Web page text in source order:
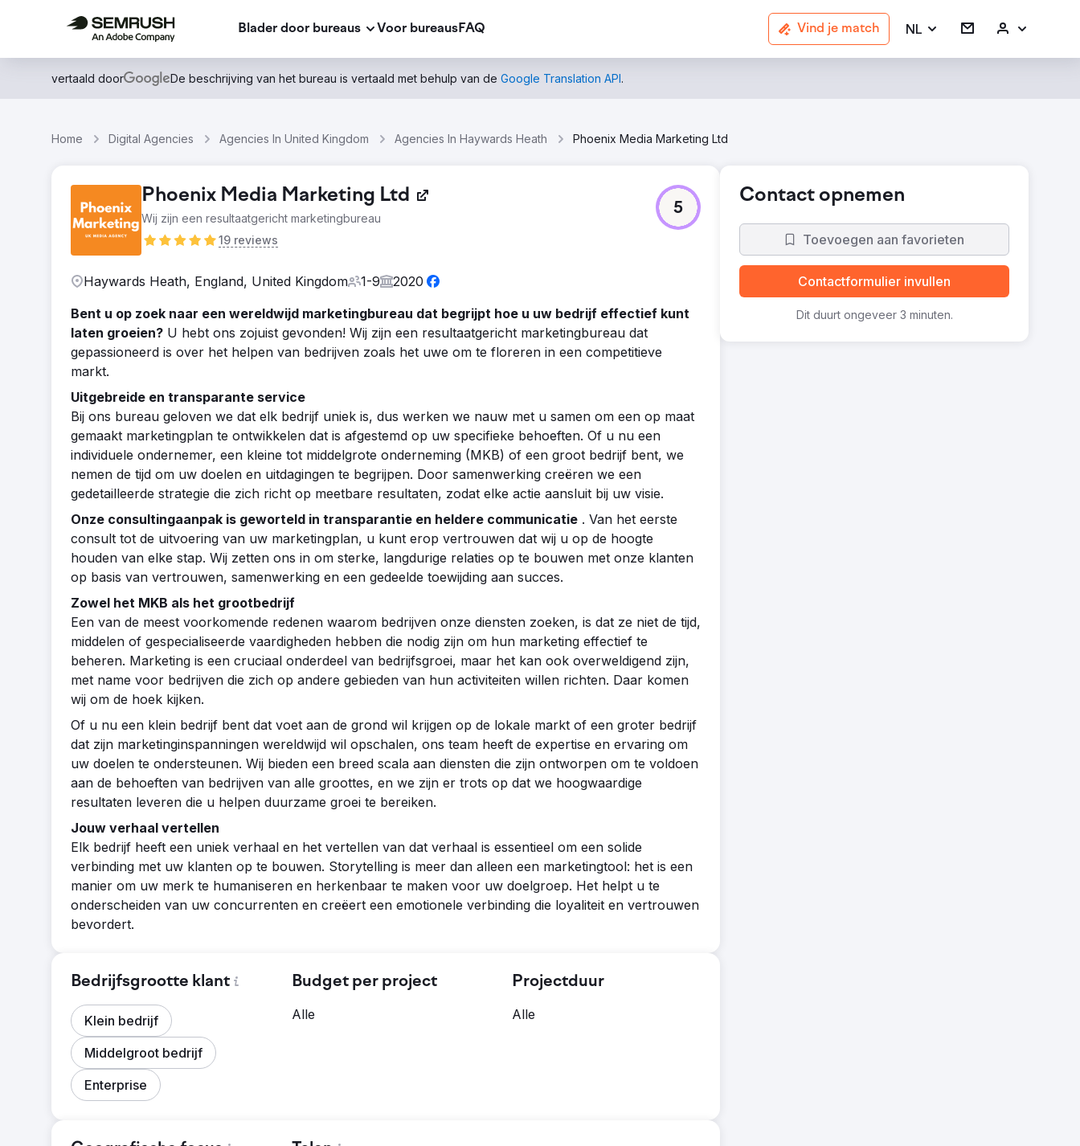
Blader door bureaus Voor bureausFAQ Vind je match NL
vertaald door De beschrijving van het bureau is vertaald met behulp van de Google Translation API.
Home Digital Agencies Agencies In United Kingdom Agencies In Haywards Heath Phoenix Media Marketing Ltd
Phoenix Media Marketing Ltd
Wij zijn een resultaatgericht marketingbureau
19 reviews
5
Haywards Heath, England, United Kingdom 1-9
2020
Bent u op zoek naar een wereldwijd marketingbureau dat begrijpt hoe u uw bedrijf effectief kunt
laten groeien? U hebt ons zojuist gevonden! Wij zijn een resultaatgericht marketingbureau dat
gepassioneerd is over het helpen van bedrijven zoals het uwe om te floreren in een competitieve
markt.
Uitgebreide en transparante service
Bij ons bureau geloven we dat elk bedrijf uniek is, dus werken we nauw met u samen om een op maat
gemaakt marketingplan te ontwikkelen dat is afgestemd op uw specifieke behoeften. Of u nu een
individuele ondernemer, een kleine tot middelgrote onderneming (MKB) of een groot bedrijf bent, we
nemen de tijd om uw doelen en uitdagingen te begrijpen. Door samenwerking creëren we een
gedetailleerde strategie die zich richt op meetbare resultaten, zodat elke actie aansluit bij uw visie.
Onze consultingaanpak is geworteld in transparantie en heldere communicatie . Van het eerste
consult tot de uitvoering van uw marketingplan, u kunt erop vertrouwen dat wij u op de hoogte
houden van elke stap. Wij zetten ons in om sterke, langdurige relaties op te bouwen met onze klanten
op basis van vertrouwen, samenwerking en een gedeelde toewijding aan succes.
Zowel het MKB als het grootbedrijf
Een van de meest voorkomende redenen waarom bedrijven onze diensten zoeken, is dat ze niet de tijd,
middelen of gespecialiseerde vaardigheden hebben die nodig zijn om hun marketing effectief te
beheren. Marketing is een cruciaal onderdeel van bedrijfsgroei, maar het kan ook overweldigend zijn,
met name voor bedrijven die zich op andere gebieden van hun activiteiten willen richten. Daar komen
wij om de hoek kijken.
Of u nu een klein bedrijf bent dat voet aan de grond wil krijgen op de lokale markt of een groter bedrijf
dat zijn marketinginspanningen wereldwijd wil opschalen, ons team heeft de expertise en ervaring om
uw doelen te ondersteunen. Wij bieden een breed scala aan diensten die zijn ontworpen om te voldoen
aan de behoeften van bedrijven van alle groottes, en we zijn er trots op dat we hoogwaardige
resultaten leveren die u helpen duurzame groei te bereiken.
Jouw verhaal vertellen
Elk bedrijf heeft een uniek verhaal en het vertellen van dat verhaal is essentieel om een solide
verbinding met uw klanten op te bouwen. Storytelling is meer dan alleen een marketingtool: het is een
manier om uw merk te humaniseren en herkenbaar te maken voor uw doelgroep. Het helpt u te
onderscheiden van uw concurrenten en creëert een emotionele verbinding die loyaliteit en vertrouwen
bevordert.
Bedrijfsgrootte klant
Klein bedrijf
Middelgroot bedrijf
Enterprise
Budget per project
Alle
Projectduur
Alle
Contact opnemen
Toevoegen aan favorieten
Contactformulier invullen
Dit duurt ongeveer 3 minuten.